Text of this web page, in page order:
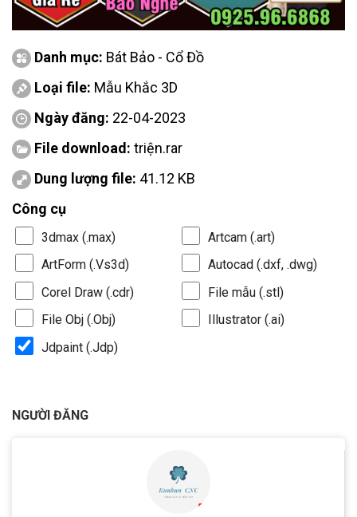
Danh mục: Bát Bảo - Cổ Đồ
Loại file: Mẫu Khắc 3D
Ngày đăng: 22-04-2023
File download: triện.rar
Dung lượng file: 41.12 KB
Công cụ
3dmax (.max)
Artcam (.art)
ArtForm (.Vs3d)
Autocad (.dxf, .dwg)
Corel Draw (.cdr)
File mẫu (.stl)
File Obj (.Obj)
Illustrator (.ai)
Jdpaint (.Jdp)
NGƯỜI ĐĂNG